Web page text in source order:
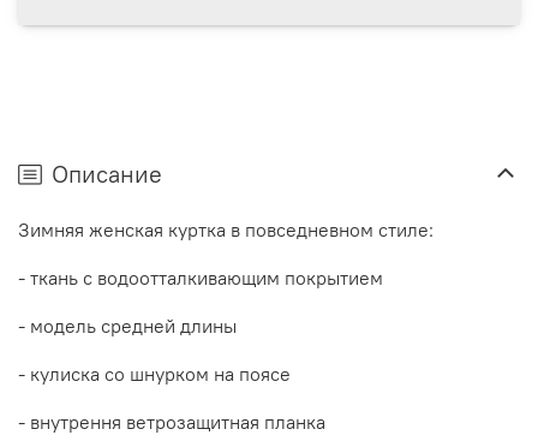
Описание
Зимняя женская куртка в повседневном стиле:
- ткань с водоотталкивающим покрытием
- модель средней длины
- кулиска со шнурком на поясе
- внутрення ветрозащитная планка